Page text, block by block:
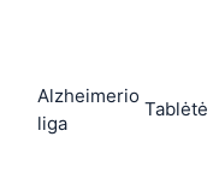
Alzheimerio
liga
Tablėtė